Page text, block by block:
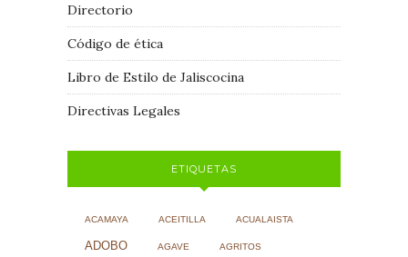
Directorio
Código de ética
Libro de Estilo de Jaliscocina
Directivas Legales
ETIQUETAS
ACAMAYA ACEITILLA ACUALAISTA
ADOBO AGAVE AGRITOS